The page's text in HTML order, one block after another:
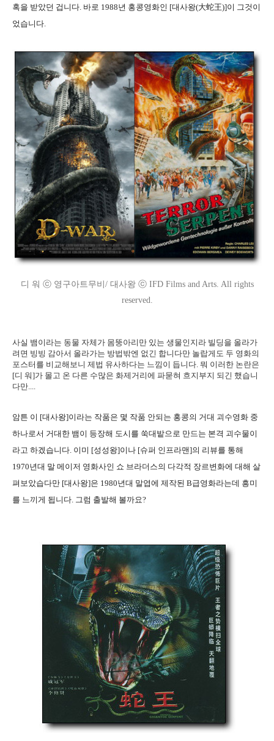
혹을 받았던 겁니다. 바로 1988년 홍콩영화인 [대사왕(大蛇王)]이 그것이
었습니다.
디 워 ⓒ 영구아트무비/ 대사왕 ⓒ IFD Films and Arts. All rights
reserved.
사실 뱀이라는 동물 자체가 몸뚱아리만 있는 생물인지라 빌딩을 올라가
려면 빙빙 감아서 올라가는 방법밖엔 없긴 합니다만 놀랍게도 두 영화의
포스터를 비교해보니 제법 유사하다는 느낌이 듭니다. 뭐 이러한 논란은
[디 워]가 몰고 온 다른 수많은 화제거리에 파묻혀 흐지부지 되긴 했습니
다만....
암튼 이 [대사왕]이라는 작품은 몇 작품 안되는 홍콩의 거대 괴수영화 중
하나로서 거대한 뱀이 등장해 도시를 쑥대밭으로 만드는 본격 괴수물이
라고 하겠습니다. 이미 [성성왕]이나 [슈퍼 인프라맨]의 리뷰를 통해
1970년대 말 메이저 영화사인 쇼 브라더스의 다각적 장르변화에 대해 살
펴보았습다만 [대사왕]은 1980년대 말엽에 제작된 B급영화라는데 흥미
를 느끼게 됩니다. 그럼 출발해 볼까요?